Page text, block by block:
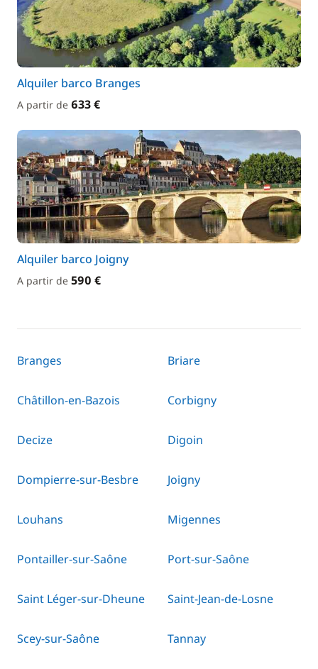
Alquiler barco Branges
A partir de 633 €
Alquiler barco Joigny
A partir de 590 €
Branges Briare
Châtillon-en-Bazois Corbigny
Decize Digoin
Dompierre-sur-Besbre Joigny
Louhans Migennes
Pontailler-sur-Saône Port-sur-Saône
Saint Léger-sur-Dheune Saint-Jean-de-Losne
Scey-sur-Saône Tannay